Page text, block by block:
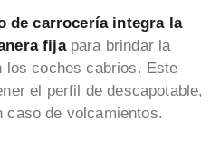
de carrocería integra la
fijapara brindar la
los coches cabrios. Este
el perfil de descapotable,
caso de volcamientos.